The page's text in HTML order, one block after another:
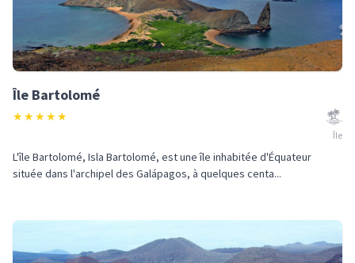
Île Bartolomé
★★★★★
Île
L'île Bartolomé, Isla Bartolomé, est une île inhabitée d'Équateur
située dans l'archipel des Galápagos, à quelques centa...